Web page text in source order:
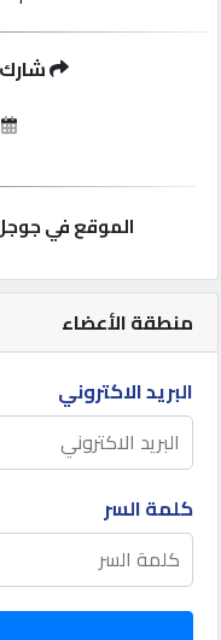
إبحث
إعلانات
المنتدى
كيو
مزاد
كيو
نمبر
منطقة الأعضاء
البريد الاكتروني
كلمة السر
الموقع في